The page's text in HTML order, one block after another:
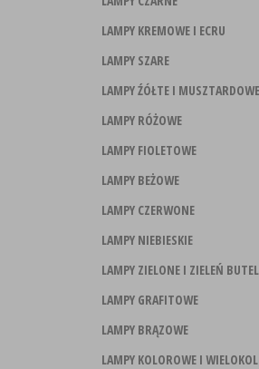
LAMPY KREMOWE I ECRU
LAMPY SZARE
LAMPY ŹÓŁTE I MUSZTARDOWE
LAMPY RÓŻOWE
LAMPY FIOLETOWE
LAMPY BEŻOWE
LAMPY CZERWONE
LAMPY NIEBIESKIE
LAMPY ZIELONE I ZIELEŃ
LAMPY GRAFITOWE
LAMPY BRĄZOWE
LAMPY KOLOROWE I